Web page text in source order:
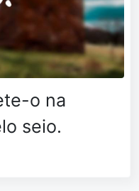
o na
seio.